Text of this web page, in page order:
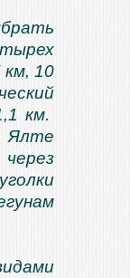
км, 10
км.